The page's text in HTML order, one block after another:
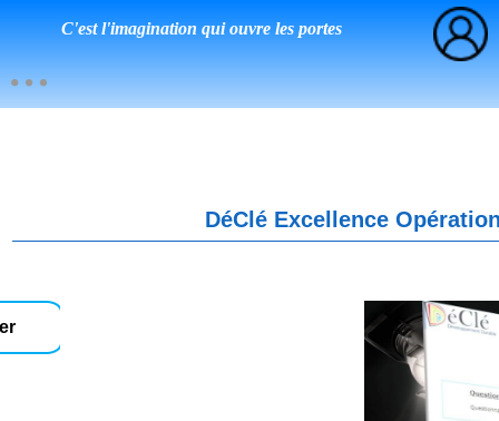
C'est l'imagination qui ouvre les portes
DéClé Excellence